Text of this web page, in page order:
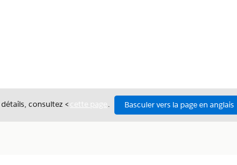
consultez <cette page . Basculer vers la page en anglais